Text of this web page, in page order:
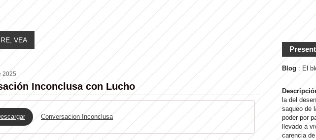
VEA
2025
Inconclusa con Lucho
Conversacion Inconclusa
Blog : El
la del
saqueo de
poder por
llevado a
carencia